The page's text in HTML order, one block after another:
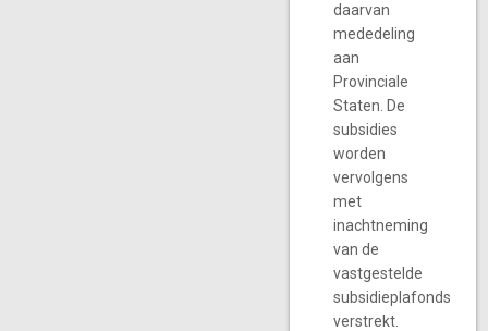
daarvan
mededeling
aan
Provinciale
Staten. De
subsidies
worden
vervolgens
met
inachtneming
van de
vastgestelde
subsidieplafonds
verstrekt.